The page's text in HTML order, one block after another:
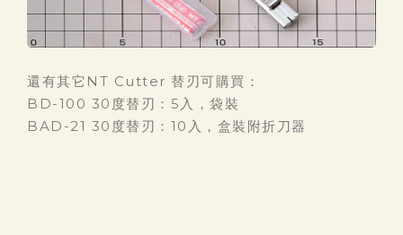
還有其它NT Cutter 替刃可購買：
BD-100 30度替刃：5入，袋裝
BAD-21 30度替刃：10入，盒裝附折刀器